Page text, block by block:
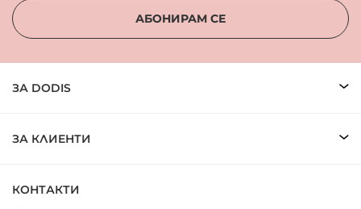
АБОНИРАМ СЕ
ЗА DODIS
ЗА КЛИЕНТИ
КОНТАКТИ